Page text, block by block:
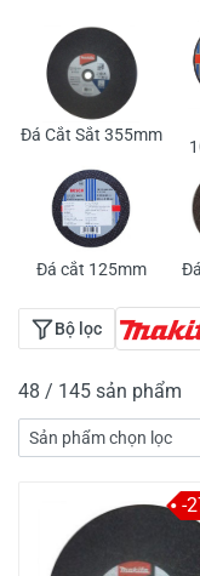
Đá Cắt Sắt 355mm
Đá cắt 125mm
Bộ lọc
48 / 145 sản phẩm
-